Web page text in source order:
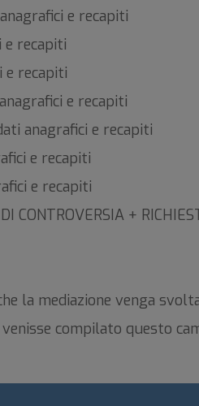
anagrafici e recapiti
e recapiti
e recapiti
anagrafici e recapiti
dati anagrafici e recapiti
e recapiti
e recapiti
CONTROVERSIA +
la mediazione venga
venisse compilato questo